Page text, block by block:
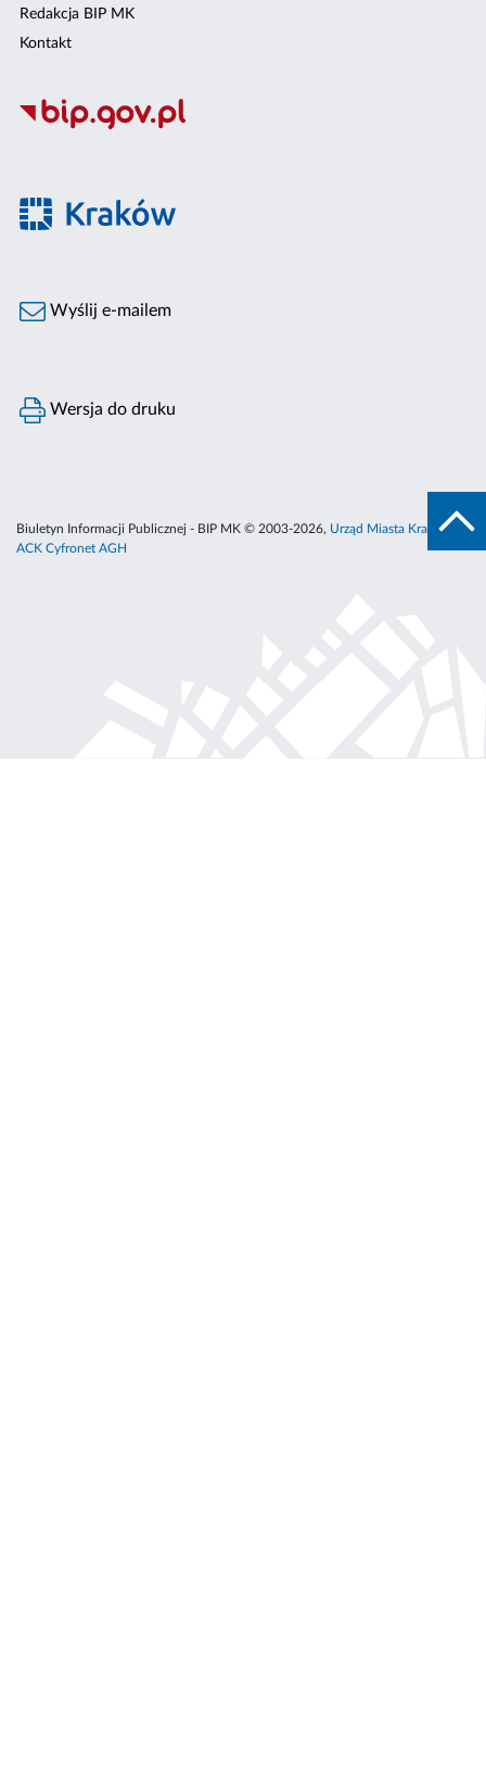
Redakcja BIP MK
Kontakt
Wyślij e-mailem
Wersja do druku
Biuletyn Informacji Publicznej - BIP MK © 2003-2026, Urząd Miasta Krakowa
ACK Cyfronet AGH